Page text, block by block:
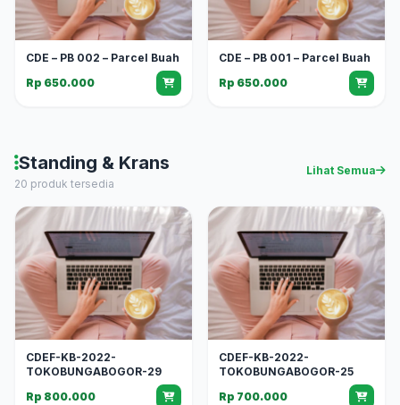
CDE – PB 002 – Parcel Buah
Rp 650.000
CDE – PB 001 – Parcel Buah
Rp 650.000
Standing & Krans
20 produk tersedia
Lihat Semua
CDEF-KB-2022-
TOKOBUNGABOGOR-29
Rp 800.000
CDEF-KB-2022-
TOKOBUNGABOGOR-25
Rp 700.000